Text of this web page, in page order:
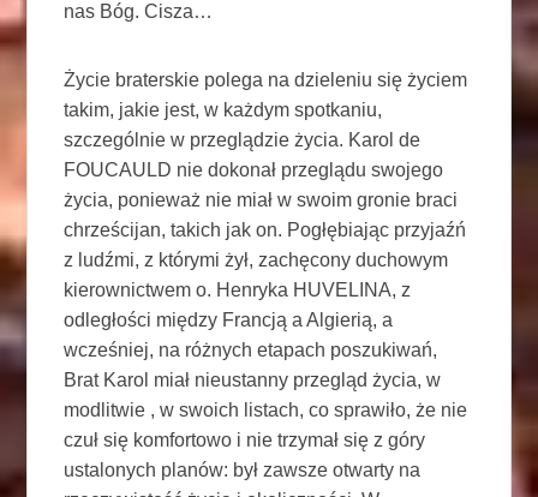
nas Bóg. Cisza…
Życie braterskie polega na dzieleniu się życiem
takim, jakie jest, w każdym spotkaniu,
szczególnie w przeglądzie życia. Karol de
FOUCAULD nie dokonał przeglądu swojego
życia, ponieważ nie miał w swoim gronie braci
chrześcijan, takich jak on. Pogłębiając przyjaźń
z ludźmi, z którymi żył, zachęcony duchowym
kierownictwem o. Henryka HUVELINA, z
odległości między Francją a Algierią, a
wcześniej, na różnych etapach poszukiwań,
Brat Karol miał nieustanny przegląd życia, w
modlitwie , w swoich listach, co sprawiło, że nie
czuł się komfortowo i nie trzymał się z góry
ustalonych planów: był zawsze otwarty na